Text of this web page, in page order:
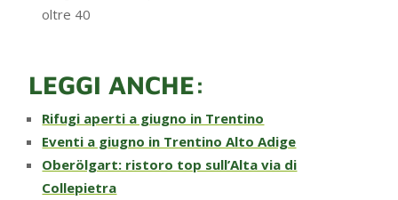
oltre 40
LEGGI ANCHE:
Rifugi aperti a giugno in Trentino
Eventi a giugno in Trentino Alto Adige
Oberölgart: ristoro top sull’Alta via di
Collepietra